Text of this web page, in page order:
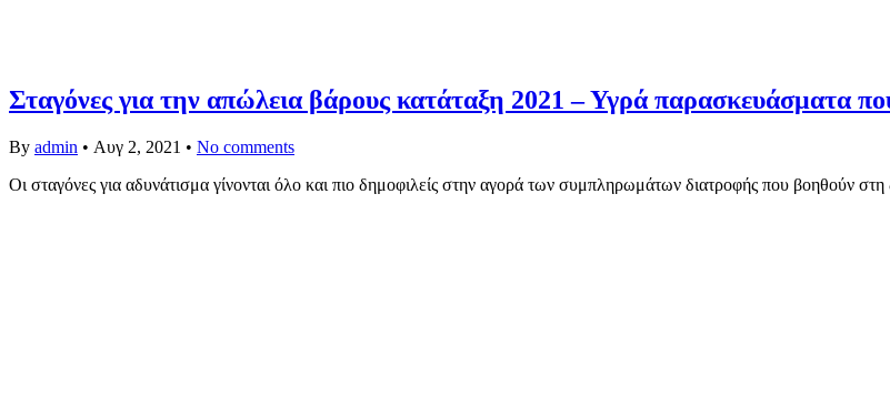
Σταγόνες για την απώλεια βάρους κατάταξη 2021 – Υγρά παρασκευάσματα
By admin • Αυγ 2, 2021 • No comments
Οι σταγόνες για αδυνάτισμα γίνονται όλο και πιο δημοφιλείς στην αγορά των συμπληρωμάτων διατροφής που βοηθούν